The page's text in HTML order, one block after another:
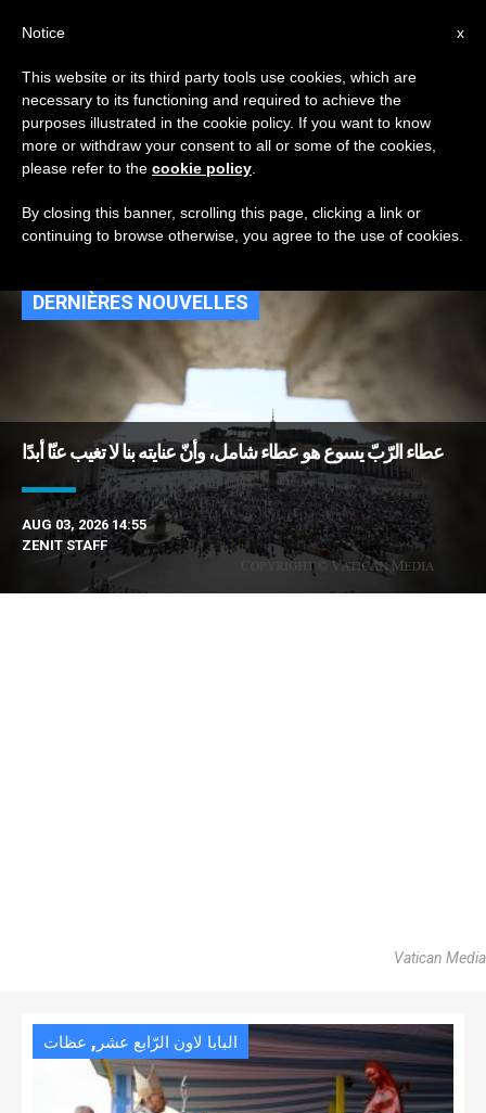
TAG
Posts Tagged ‘الرب
يسوع’
DERNIÈRES NOUVELLES
عطاء الرّبّ يسوع هو عطاء شامل، وأنّ عنايته بنا لا تغيب عنّا أبدًا
AUG 03, 2026 14:55
ZENIT STAFF
Vatican Media
البابا لاون الرّابع عشر , عظات
x
Notice
This website or its third party tools use cookies, which are
necessary to its functioning and required to achieve the
purposes illustrated in the cookie policy. If you want to know
more or withdraw your consent to all or some of the cookies,
please refer to the cookie policy
By closing this banner, scrolling this page, clicking a link or
continuing to browse otherwise, you agree to the use of cookies.